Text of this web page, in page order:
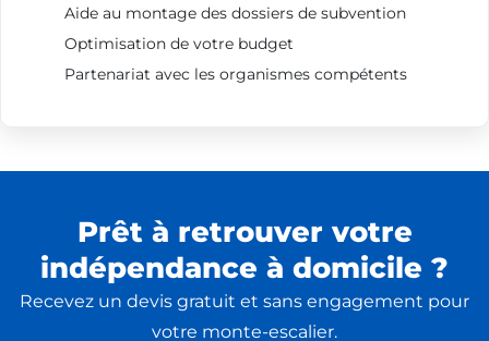
Aide au montage des dossiers de subvention
Optimisation de votre budget
Partenariat avec les organismes compétents
Prêt à retrouver votre
indépendance à domicile ?
Recevez un devis gratuit et sans engagement pour
votre monte-escalier.